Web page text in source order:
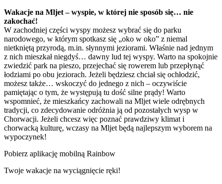
Wakacje na Mljet – wyspie, w której nie sposób się… nie
zakochać!
W zachodniej części wyspy możesz wybrać się do parku
narodowego, w którym spotkasz się „oko w oko” z niemal
nietkniętą przyrodą, m.in. słynnymi jeziorami. Właśnie nad jednym
z nich mieszkał niegdyś… dawny lud tej wyspy. Warto na spokojnie
zwiedzić park na pieszo, przejechać się rowerem lub przepłynąć
łodziami po obu jeziorach. Jeżeli będziesz chciał się ochłodzić,
możesz także… wskoczyć do jednego z nich – oczywiście
pamiętając o tym, że występują tu dość silne prądy! Warto
wspomnieć, że mieszkańcy zachowali na Mljet wiele odrębnych
tradycji, co zdecydowanie odróżnia ją od pozostałych wysp w
Chorwacji. Jeżeli chcesz więc poznać prawdziwy klimat i
chorwacką kulturę, wczasy na Mljet będą najlepszym wyborem na
wypoczynek!
Pobierz aplikację mobilną Rainbow
Twoje wakacje na wyciągnięcie ręki!